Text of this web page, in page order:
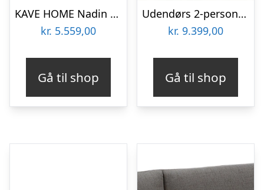
KAVE HOME Nadin 2 pers. sofa, m. stofhynde – beige reb og stål
kr. 5.559,00
Gå til shop
Udendørs 2-personers sofa Kave Home Joncols grå aluminium moderne nordisk stil
kr. 9.399,00
Gå til shop